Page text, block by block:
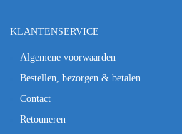
KLANTENSERVICE
Algemene voorwaarden
Bestellen, bezorgen & betalen
Contact
Retouneren